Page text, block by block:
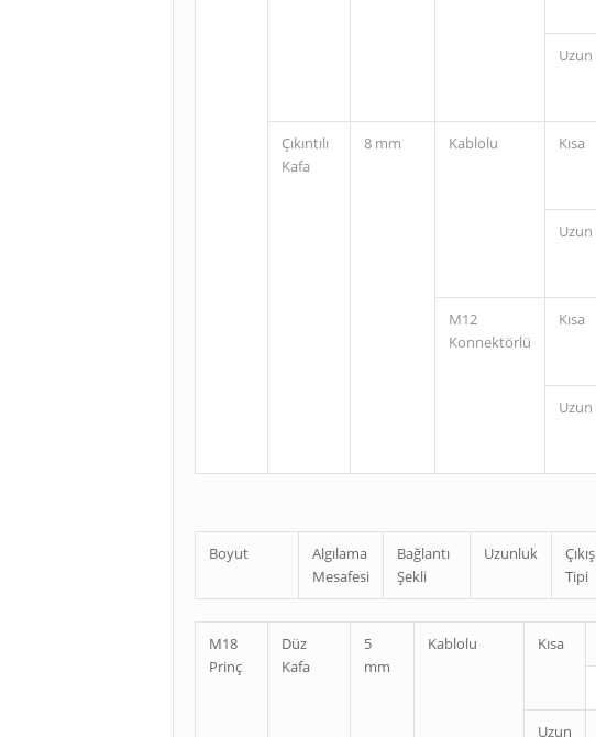
Uzun
Çıkıntılı
Kafa
8 mm Kablolu Kısa
Uzun
M12
Konnektörlü
Kısa
Uzun
Boyut
Algılama
Mesafesi
Bağlantı
Şekli
Uzunluk
Çıkış
Tipi
M18
Prinç
Düz
Kafa
5
mm
Kablolu Kısa
Uzun